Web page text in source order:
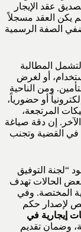
عقد الإيجار
يكن العقد مسجلاً
الصفة الرسمية
المطالبة
أو لغرض
ومن الناحية
أو حضورياً،
المرتجعة،
إن دقة صياغة
في القضية وتجنب
“لجنة التوفيق
بعض الحالات تهدف
المختصة. وفي
لإصدار حكم
إيجارية في
وضمان تقديم